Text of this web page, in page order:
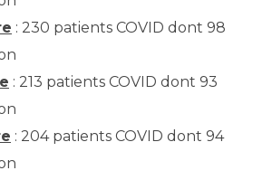
: 230 patients COVID dont 98
: 213 patients COVID dont 93
: 204 patients COVID dont 94